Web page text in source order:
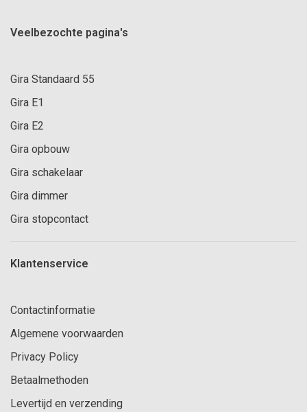
Veelbezochte pagina's
Gira Standaard 55
Gira E1
Gira E2
Gira opbouw
Gira schakelaar
Gira dimmer
Gira stopcontact
Klantenservice
Contactinformatie
Algemene voorwaarden
Privacy Policy
Betaalmethoden
Levertijd en verzending